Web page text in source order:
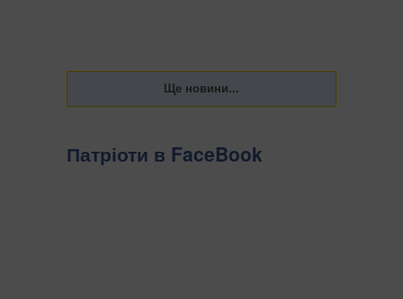
Патріоти в FaceBook